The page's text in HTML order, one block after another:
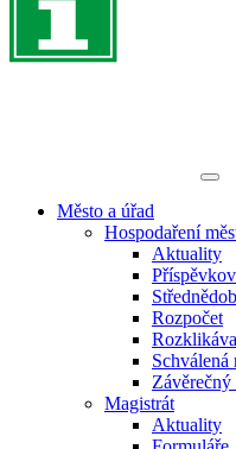
Město a úřad
Hospodaření
Aktuality
Rozpočet
Schválená
Závěrečný
Magistrát
Aktuality